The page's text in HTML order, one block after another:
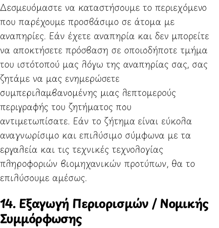
Δεσμευόμαστε να καταστήσουμε το περιεχόμενο
που παρέχουμε προσβάσιμο σε άτομα με
αναπηρίες. Εάν έχετε αναπηρία και δεν μπορείτε
να αποκτήσετε πρόσβαση σε οποιοδήποτε τμήμα
του ιστότοπού μας λόγω της αναπηρίας σας, σας
ζητάμε να μας ενημερώσετε
συμπεριλαμβανομένης μιας λεπτομερούς
περιγραφής του ζητήματος που
αντιμετωπίσατε. Εάν το ζήτημα είναι εύκολα
αναγνωρίσιμο και επιλύσιμο σύμφωνα με τα
εργαλεία και τις τεχνικές τεχνολογίας
πληροφοριών βιομηχανικών προτύπων, θα το
επιλύσουμε αμέσως.
14. Εξαγωγή Περιορισμών / Νομικής
Συμμόρφωσης